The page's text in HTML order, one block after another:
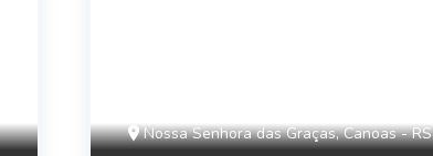
Nossa Senhora das Graças, Canoas - RS